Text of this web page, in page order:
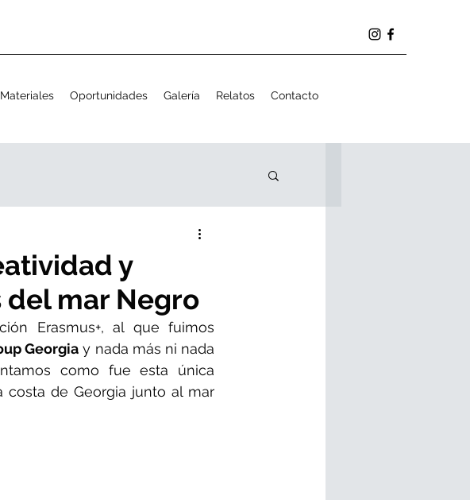
Materiales Oportunidades Galería Relatos Contacto
y
mar Negro
Erasmus+, al que fuimos
Georgia y nada más ni nada
como fue esta única
de Georgia junto al mar